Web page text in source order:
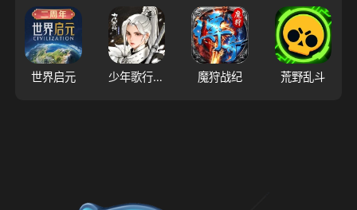
世界启元 少年歌行：风花雪月 魔狩战纪 荒野乱斗